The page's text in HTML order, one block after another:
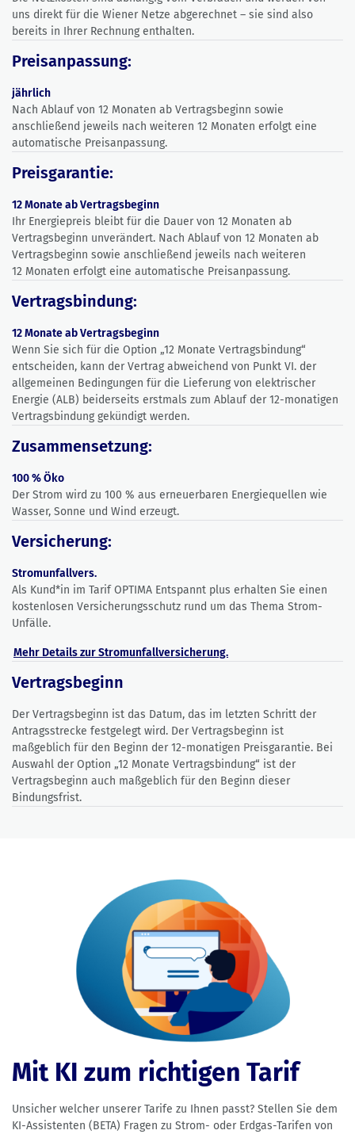
uns direkt für die Wiener Netze abgerechnet – sie sind also
bereits in Ihrer Rechnung enthalten.
Preisanpassung:
jährlich
Nach Ablauf von 12 Monaten ab Vertragsbeginn sowie
anschließend jeweils nach weiteren 12 Monaten erfolgt eine
automatische Preisanpassung.
Preisgarantie:
12 Monate ab Vertragsbeginn
Ihr Energiepreis bleibt für die Dauer von 12 Monaten ab
Vertragsbeginn unverändert. Nach Ablauf von 12 Monaten ab
Vertragsbeginn sowie anschließend jeweils nach weiteren
12 Monaten erfolgt eine automatische Preisanpassung.
Vertragsbindung:
12 Monate ab Vertragsbeginn
Wenn Sie sich für die Option „12 Monate Vertragsbindung“
entscheiden, kann der Vertrag abweichend von Punkt VI. der
allgemeinen Bedingungen für die Lieferung von elektrischer
Energie (ALB) beiderseits erstmals zum Ablauf der 12-monatigen
Vertragsbindung gekündigt werden.
Zusammensetzung:
100 % Öko
Der Strom wird zu 100 % aus erneuerbaren Energiequellen wie
Wasser, Sonne und Wind erzeugt.
Versicherung:
Stromunfallvers.
Als Kund*in im Tarif OPTIMA Entspannt plus erhalten Sie einen
kostenlosen Versicherungsschutz rund um das Thema Strom-
Unfälle.
Mehr Details zur Stromunfallversicherung.
Vertragsbeginn
Der Vertragsbeginn ist das Datum, das im letzten Schritt der
Antragsstrecke festgelegt wird. Der Vertragsbeginn ist
maßgeblich für den Beginn der 12-monatigen Preisgarantie. Bei
Auswahl der Option „12 Monate Vertragsbindung“ ist der
Vertragsbeginn auch maßgeblich für den Beginn dieser
Bindungsfrist.
Mit KI zum richtigen Tarif
Unsicher welcher unserer Tarife zu Ihnen passt? Stellen Sie dem
KI-Assistenten (BETA) Fragen zu Strom- oder Erdgas-Tarifen von